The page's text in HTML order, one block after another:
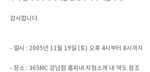
감사합니다.
- 일시 : 2005년 11월 19일 (토) 오후 4시부터 8시까지
- 장소 : 365MC 강남점 홈피내 지점소개 내 약도 참조